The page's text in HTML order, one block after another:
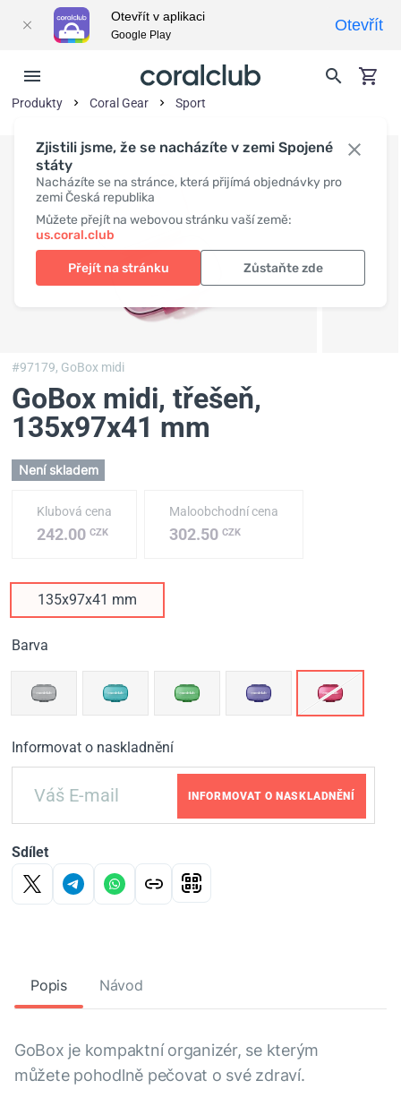
Zjistili jsme, že se nacházíte v zemi Spojené
státy
Nacházíte se na stránce, která přijímá objednávky pro
zemi Česká republika
Můžete přejít na webovou stránku vaší země:
us.coral.club
Přejít na stránku Zůstaňte zde
Produkty Coral Gear Sport
#97179, GoBox midi
GoBox midi, třešeň,
135х97х41 mm
Není skladem
Klubová cena
242.00 CZK
Maloobchodní cena
302.50CZK
135х97х41 mm
Barva
Informovat o naskladnění
INFORMOVAT O NASKLADNĚNÍ
Sdílet
Popis Návod
GoBox je kompaktní organizér, se kterým
můžete pohodlně pečovat o své zdraví.
Otevřít v aplikaci
Google Play
Otevřít